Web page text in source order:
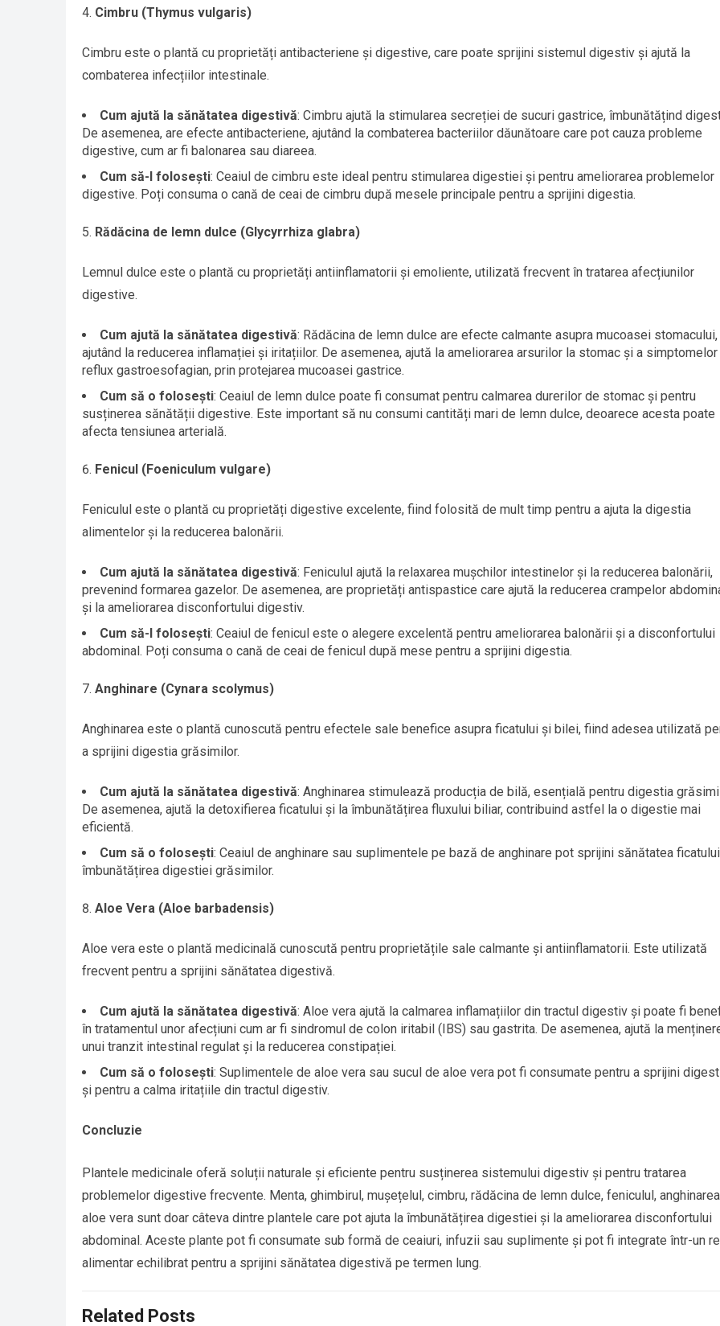
Cimbru (Thymus vulgaris)
Cimbru este o plantă cu proprietăți antibacteriene și digestive, care poate sprijini sistemul digestiv și ajută la
combaterea infecțiilor intestinale.
Cum ajută la sănătatea digestivă: Cimbru ajută la stimularea secreției de sucuri gastrice, îmbunătățind
De asemenea, are efecte antibacteriene, ajutând la combaterea bacteriilor dăunătoare care pot cauza probleme
digestive, cum ar fi balonarea sau diareea.
Cum să-l folosești: Ceaiul de cimbru este ideal pentru stimularea digestiei și pentru ameliorarea problemelor
digestive. Poți consuma o cană de ceai de cimbru după mesele principale pentru a sprijini digestia.
Rădăcina de lemn dulce (Glycyrrhiza glabra)
Lemnul dulce este o plantă cu proprietăți antiinflamatorii și emoliente, utilizată frecvent în tratarea afecțiunilor
digestive.
Cum ajută la sănătatea digestivă: Rădăcina de lemn dulce are efecte calmante asupra mucoasei stomacului,
ajutând la reducerea inflamației și iritațiilor. De asemenea, ajută la ameliorarea arsurilor la stomac și a simptomelor
reflux gastroesofagian, prin protejarea mucoasei gastrice.
Cum să o folosești: Ceaiul de lemn dulce poate fi consumat pentru calmarea durerilor de stomac și pentru
susținerea sănătății digestive. Este important să nu consumi cantități mari de lemn dulce, deoarece acesta poate
afecta tensiunea arterială.
Fenicul (Foeniculum vulgare)
Feniculul este o plantă cu proprietăți digestive excelente, fiind folosită de mult timp pentru a ajuta la digestia
alimentelor și la reducerea balonării.
Cum ajută la sănătatea digestivă: Feniculul ajută la relaxarea mușchilor intestinelor și la reducerea balonării,
prevenind formarea gazelor. De asemenea, are proprietăți antispastice care ajută la reducerea crampelor
și la ameliorarea disconfortului digestiv.
Cum să-l folosești: Ceaiul de fenicul este o alegere excelentă pentru ameliorarea balonării și a disconfortului
abdominal. Poți consuma o cană de ceai de fenicul după mese pentru a sprijini digestia.
Anghinare (Cynara scolymus)
Anghinarea este o plantă cunoscută pentru efectele sale benefice asupra ficatului și bilei, fiind adesea utilizată
a sprijini digestia grăsimilor.
Cum ajută la sănătatea digestivă: Anghinarea stimulează producția de bilă, esențială pentru digestia
De asemenea, ajută la detoxifierea ficatului și la îmbunătățirea fluxului biliar, contribuind astfel la o digestie mai
eficientă.
Cum să o folosești: Ceaiul de anghinare sau suplimentele pe bază de anghinare pot sprijini sănătatea
îmbunătățirea digestiei grăsimilor.
Aloe Vera (Aloe barbadensis)
Aloe vera este o plantă medicinală cunoscută pentru proprietățile sale calmante și antiinflamatorii. Este utilizată
frecvent pentru a sprijini sănătatea digestivă.
Cum ajută la sănătatea digestivă: Aloe vera ajută la calmarea inflamațiilor din tractul digestiv și poate fi
în tratamentul unor afecțiuni cum ar fi sindromul de colon iritabil (IBS) sau gastrita. De asemenea, ajută la
unui tranzit intestinal regulat și la reducerea constipației.
Cum să o folosești: Suplimentele de aloe vera sau sucul de aloe vera pot fi consumate pentru a sprijini
și pentru a calma iritațiile din tractul digestiv.
Concluzie
Plantele medicinale oferă soluții naturale și eficiente pentru susținerea sistemului digestiv și pentru tratarea
problemelor digestive frecvente. Menta, ghimbirul, mușețelul, cimbru, rădăcina de lemn dulce, feniculul,
aloe vera sunt doar câteva dintre plantele care pot ajuta la îmbunătățirea digestiei și la ameliorarea disconfortului
abdominal. Aceste plante pot fi consumate sub formă de ceaiuri, infuzii sau suplimente și pot fi integrate într-un
alimentar echilibrat pentru a sprijini sănătatea digestivă pe termen lung.
Related Posts